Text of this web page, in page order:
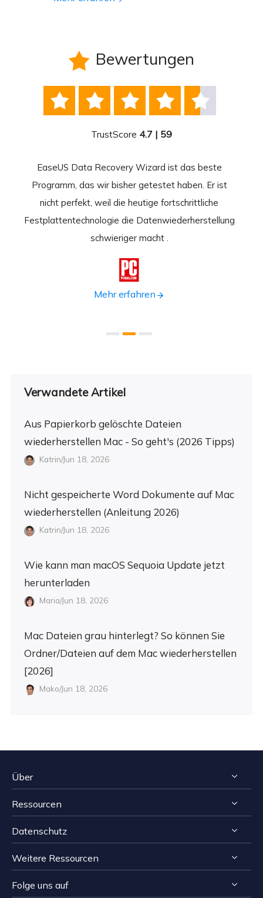
 Bewertungen
    
TrustScore 4.7 | 59
EaseUS Data Recovery Wizard ist das beste
Programm, das wir bisher getestet haben. Er ist
nicht perfekt, weil die heutige fortschrittliche
Festplattentechnologie die Datenwiederherstellung
schwieriger macht .

Mehr erfahren
Verwandete Artikel
Aus Papierkorb gelöschte Dateien
wiederherstellen Mac - So geht's (2026 Tipps)
Katrin/Jun 18, 2026
Nicht gespeicherte Word Dokumente auf Mac
wiederherstellen (Anleitung 2026)
Katrin/Jun 18, 2026
Wie kann man macOS Sequoia Update jetzt
herunterladen
Maria/Jun 18, 2026
Mac Dateien grau hinterlegt? So können Sie
Ordner/Dateien auf dem Mac wiederherstellen
[2026]
Mako/Jun 18, 2026
Über
Impressum
Reviews & Awards
Kontakt EaseUS
Ressourcen
Tipps zur Windows Datenrettung
Tipps zur Mac Datenrettung
Speichermedien wiederherstellen Tipps
Datenschutz
Deinstallieren
Erstattungsrichtlinie
Weitere Ressourcen
Computer Lösungen
Folge uns auf